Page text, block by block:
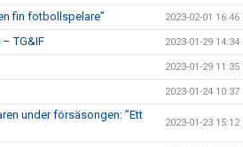
fin fotbollspelare” 2023-02-01 16:46
TG&IF 2023-01-29 14:34
2023-01-29 11:35
2023-01-24 10:37
under försäsongen: ”Ett
2023-01-23 15:12